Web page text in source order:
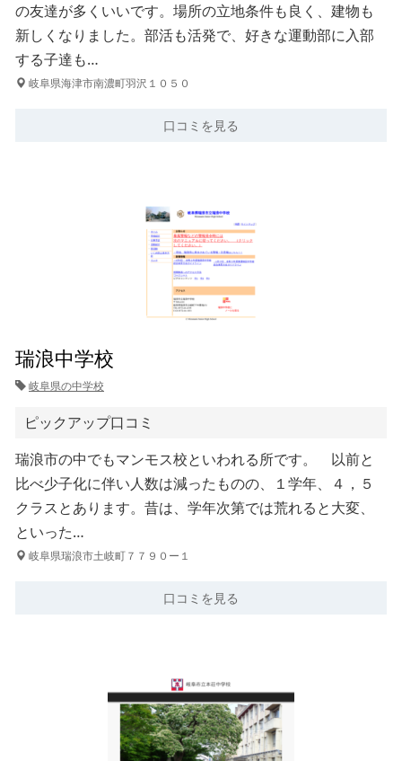
の友達が多くいいです。場所の立地条件も良く、建物も
新しくなりました。部活も活発で、好きな運動部に入部
する子達も…
岐阜県海津市南濃町羽沢１０５０
口コミを見る
瑞浪中学校
岐阜県の中学校
ピックアップ口コミ
瑞浪市の中でもマンモス校といわれる所です。 以前と
比べ少子化に伴い人数は減ったものの、１学年、４，５
クラスとあります。昔は、学年次第では荒れると大変、
といった…
岐阜県瑞浪市土岐町７７９０ー１
口コミを見る